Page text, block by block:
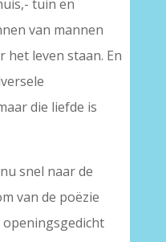
tuin en
van mannen
het leven staan. En
die liefde is
snel naar de
van de poëzie
openingsgedicht